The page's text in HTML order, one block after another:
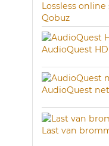
Lossless
Qobuz
AudioQuest
AudioQuest
Last van